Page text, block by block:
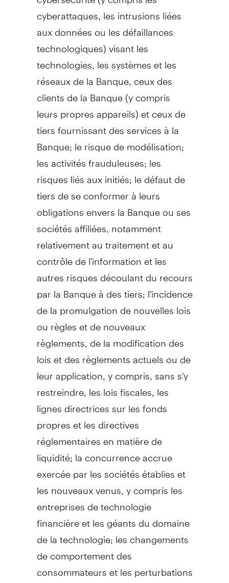
cyberattaques, les intrusions liées
aux données ou les défaillances
technologiques) visant les
technologies, les systèmes et les
réseaux de la Banque, ceux des
clients de la Banque (y compris
leurs propres appareils) et ceux de
tiers fournissant des services à la
Banque; le risque de modélisation;
les activités frauduleuses; les
risques liés aux initiés; le défaut de
tiers de se conformer à leurs
obligations envers la Banque ou ses
sociétés affiliées, notamment
relativement au traitement et au
contrôle de l'information et les
autres risques découlant du recours
par la Banque à des tiers; l'incidence
de la promulgation de nouvelles lois
ou règles et de nouveaux
règlements, de la modification des
lois et des règlements actuels ou de
leur application, y compris, sans s'y
restreindre, les lois fiscales, les
lignes directrices sur les fonds
propres et les directives
réglementaires en matière de
liquidité; la concurrence accrue
exercée par les sociétés établies et
les nouveaux venus, y compris les
entreprises de technologie
financière et les géants du domaine
de la technologie; les changements
de comportement des
consommateurs et les perturbations